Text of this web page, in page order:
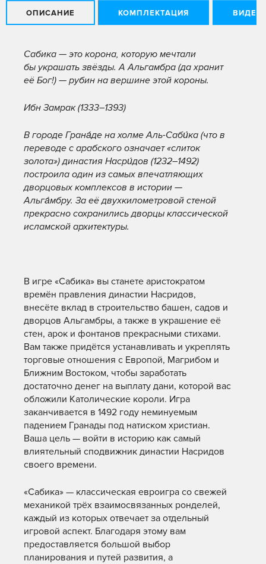
ОПИСАНИЕ КОМПЛЕКТАЦИЯ ВИДЕО
Сабика — это корона, которую мечтали
бы украшать звёзды. А Альгамбра (да хранит
её Бог!) — рубин на вершине этой короны.
Ибн Замрак (1333–1393)
В городе Грана́де на холме Аль-Саби́ка (что в
переводе с арабского означает «слиток
золота») династия Насри́дов (1232–1492)
построила один из самых впечатляющих
дворцовых комплексов в истории —
Альга́мбру. За её двухкилометровой стеной
прекрасно сохранились дворцы классической
исламской архитектуры.
В игре «Сабика» вы станете аристократом
времён правления династии Насридов,
внесёте вклад в строительство башен, садов и
дворцов Альгамбры, а также в украшение её
стен, арок и фонтанов прекрасными стихами.
Вам также придётся устанавливать и укреплять
торговые отношения с Европой, Магрибом и
Ближним Востоком, чтобы заработать
достаточно денег на выплату дани, которой вас
обложили Католические короли. Игра
заканчивается в 1492 году неминуемым
падением Гранады под натиском христиан.
Ваша цель — войти в историю как самый
влиятельный сподвижник династии Насридов
своего времени.
«Сабика» — классическая евроигра со свежей
механикой трёх взаимосвязанных ронделей,
каждый из которых отвечает за отдельный
игровой аспект. Благодаря этому вам
предоставляется большой выбор
планирования и путей развития, а